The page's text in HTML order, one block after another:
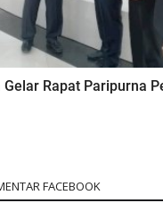
Gelar Rapat Paripurna
FACEBOOK